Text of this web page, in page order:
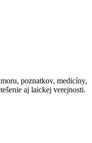
poznatkov, medicíny,
aj laickej verejnosti.